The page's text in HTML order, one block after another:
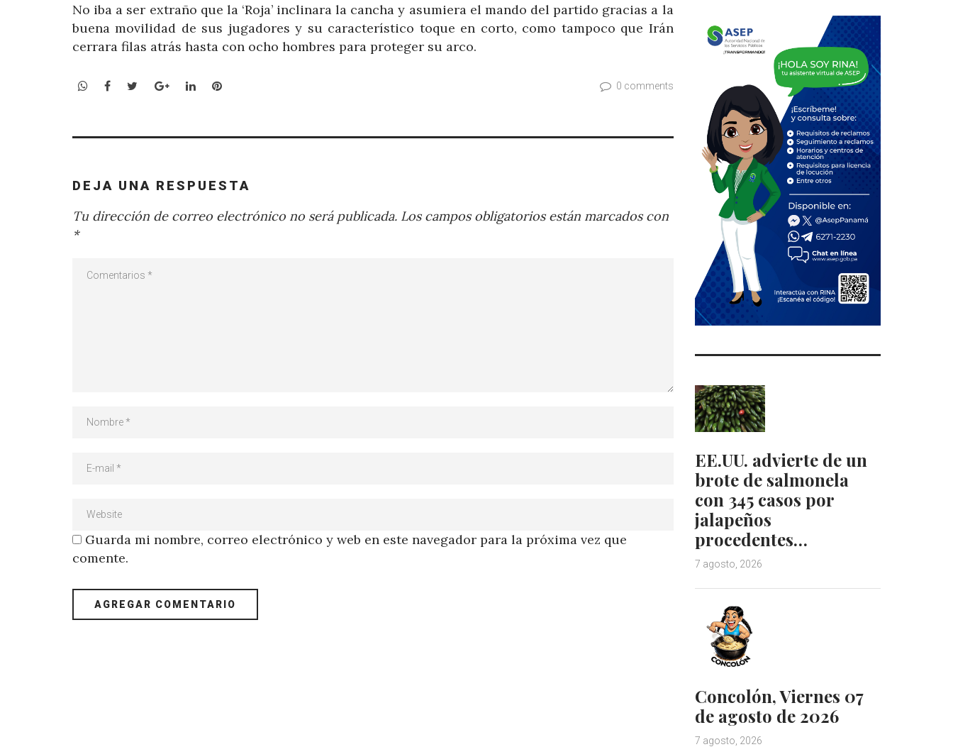
No iba a ser extraño que la ‘Roja’ inclinara la cancha y asumiera el mando del partido gracias a la
buena movilidad de sus jugadores y su característico toque en corto, como tampoco que Irán
cerrara filas atrás hasta con ocho hombres para proteger su arco.
WhatsApp
Facebook
TwitterGoogle+LinkedInPinterest 0 comments
DEJA UNA RESPUESTA
Tu dirección de correo electrónico no será publicada. Los campos obligatorios están marcados con
*
Guarda mi nombre, correo electrónico y web en este navegador para la próxima vez que
comente.
EE.UU. advierte de un
brote de salmonela
con 345 casos por
jalapeños
procedentes…
7 agosto, 2026
Concolón, Viernes 07
de agosto de 2026
7 agosto, 2026